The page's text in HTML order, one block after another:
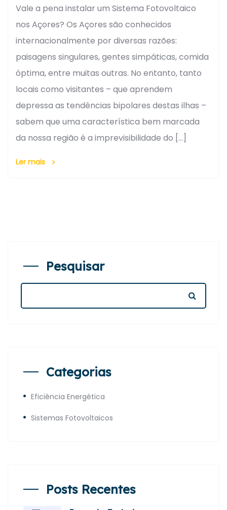
Vale a pena instalar um Sistema Fotovoltaico
nos Açores? Os Açores são conhecidos
internacionalmente por diversas razões:
paisagens singulares, gentes simpáticas, comida
óptima, entre muitas outras. No entanto, tanto
locais como visitantes – que aprendem
depressa as tendências bipolares destas ilhas –
sabem que uma característica bem marcada
da nossa região é a imprevisibilidade do […]
Ler mais
Pesquisar
Categorias
Eficiência Energética
Sistemas Fotovoltaicos
Posts Recentes